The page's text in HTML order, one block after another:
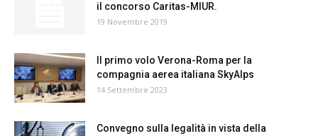
il concorso Caritas-MIUR.
19 Novembre 2019
Il primo volo Verona-Roma per la
compagnia aerea italiana SkyAlps
14 Settembre 2023
Convegno sulla legalità in vista della